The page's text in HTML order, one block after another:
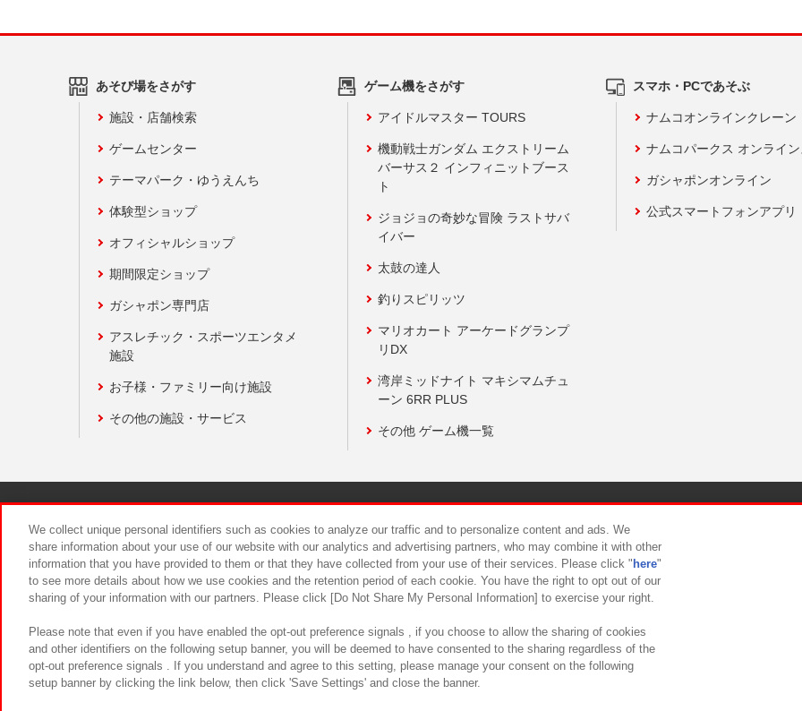
あそび場をさがす
施設・店舗検索
ゲームセンター
テーマパーク・ゆうえんち
体験型ショップ
オフィシャルショップ
期間限定ショップ
ガシャポン専門店
アスレチック・スポーツエンタメ
施設
お子様・ファミリー向け施設
その他の施設・サービス
ゲーム機をさがす
アイドルマスター TOURS
機動戦士ガンダム エクストリーム
バーサス２ インフィニットブース
ト
ジョジョの奇妙な冒険 ラストサバ
イバー
太鼓の達人
釣りスピリッツ
マリオカート アーケードグランプ
リDX
湾岸ミッドナイト マキシマムチュ
ーン 6RR PLUS
その他 ゲーム機一覧
スマホ・PCであそぶ
ナムコオンラインクレーン
ナムコパークス オンライ
ガシャポンオンライン
公式スマートフォンアプリ
食品のご提供について カスタマーハラスメント対応方針
We collect unique personal identifiers such as cookies to analyze our traffic and to personalize content and ads. We
share information about your use of our website with our analytics and advertising partners, who may combine it with other
information that you have provided to them or that they have collected from your use of their services. Please click " here"
to see more details about how we use cookies and the retention period of each cookie. You have the right to opt out of our
sharing of your information with our partners. Please click [Do Not Share My Personal Information] to exercise your right.
Please note that even if you have enabled the opt-out preference signals , if you choose to allow the sharing of cookies
and other identifiers on the following setup banner, you will be deemed to have consented to the sharing regardless of the
opt-out preference signals . If you understand and agree to this setting, please manage your consent on the following
setup banner by clicking the link below, then click 'Save Settings' and close the banner.